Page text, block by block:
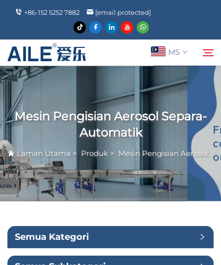
+86-152 5252 7882 [email protected]
MS
Mengenai Kami
Produk
Berita
Soalan Lazim
Penggunaan
Mesin Pengisian Aerosol Separa-
Automatik
Laman Utama > Produk > Mesin Pengisian Aerosol>
Semua Kategori